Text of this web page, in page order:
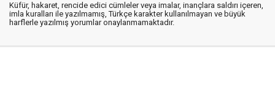
Küfür, hakaret, rencide edici cümleler veya imalar, inançlara saldırı içeren,
imla kuralları ile yazılmamış, Türkçe karakter kullanılmayan ve büyük
harflerle yazılmış yorumlar onaylanmamaktadır.